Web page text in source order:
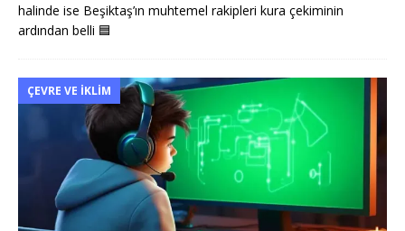
halinde ise Beşiktaş’ın muhtemel rakipleri kura çekiminin
ardından belli 🟦
ÇEVRE VE İKLIM